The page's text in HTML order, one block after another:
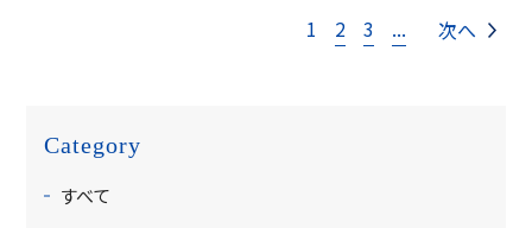
Category
すべて
1 2 3 ... 次へ